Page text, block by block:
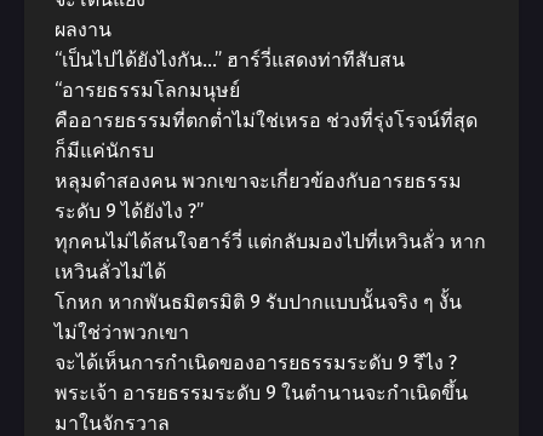
ผลงาน
“เป็นไปได้ยังไงกัน…” ฮาร์วี่แสดงท่าทีสับสน
“อารยธรรมโลกมนุษย์
คืออารยธรรมที่ตกต่ำไม่ใช่เหรอ ช่วงที่รุ่งโรจน์ที่สุด
ก็มีแค่นักรบ
หลุมดำสองคน พวกเขาจะเกี่ยวข้องกับอารยธรรม
ระดับ 9 ได้ยังไง ?”
ทุกคนไม่ได้สนใจฮาร์วี่ แต่กลับมองไปที่เหวินลั่ว หาก
เหวินลั่วไม่ได้
โกหก หากพันธมิตรมิติ 9 รับปากแบบนั้นจริง ๆ งั้น
ไม่ใช่ว่าพวกเขา
จะได้เห็นการกำเนิดของอารยธรรมระดับ 9 รึไง ?
พระเจ้า อารยธรรมระดับ 9 ในตำนานจะกำเนิดขึ้น
มาในจักรวาล